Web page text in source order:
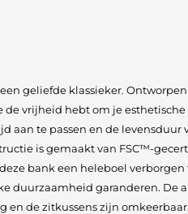
geliefde klassieker.
de vrijheid hebt om je
aan te passen en de levensduur
is gemaakt van FSC™-
bank een heleboel verborgen
duurzaamheid garanderen. De
en de zitkussens zijn